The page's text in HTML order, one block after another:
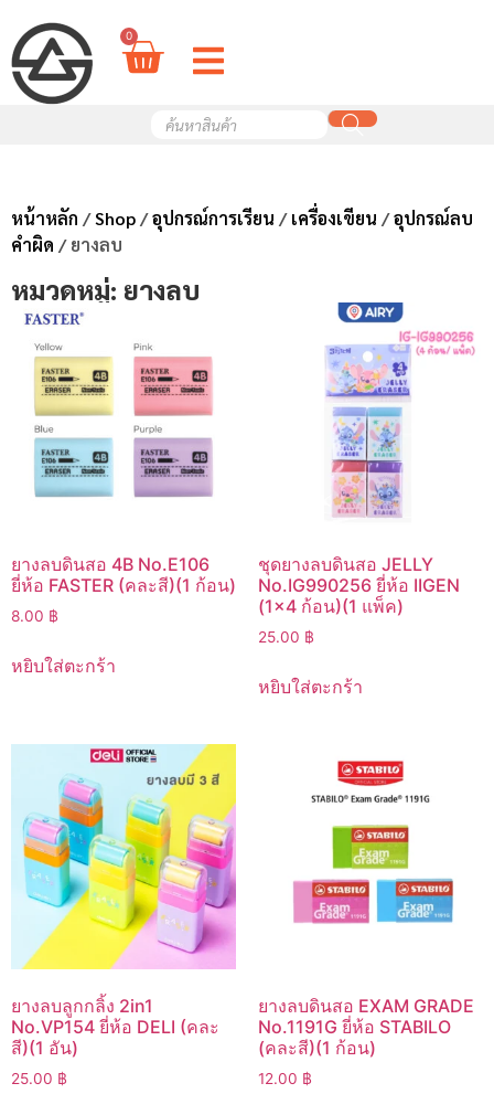
0
หน้าหลัก /Shop /อุปกรณ์การเรียน /เครื่องเขียน /อุปกรณ์ลบ
คำผิด / ยางลบ
หมวดหมู่: ยางลบ
ยางลบดินสอ 4B No.E106
ยี่ห้อ FASTER (คละสี)(1 ก้อน)
8.00 ฿
หยิบใส่ตะกร้า
ชุดยางลบดินสอ JELLY
No.IG990256 ยี่ห้อ IIGEN
(1×4 ก้อน)(1 แพ็ค)
25.00 ฿
หยิบใส่ตะกร้า
ยางลบลูกกลิ้ง 2in1
No.VP154 ยี่ห้อ DELI (คละ
สี)(1 อัน)
25.00 ฿
ยางลบดินสอ EXAM GRADE
No.1191G ยี่ห้อ STABILO
(คละสี)(1 ก้อน)
12.00 ฿